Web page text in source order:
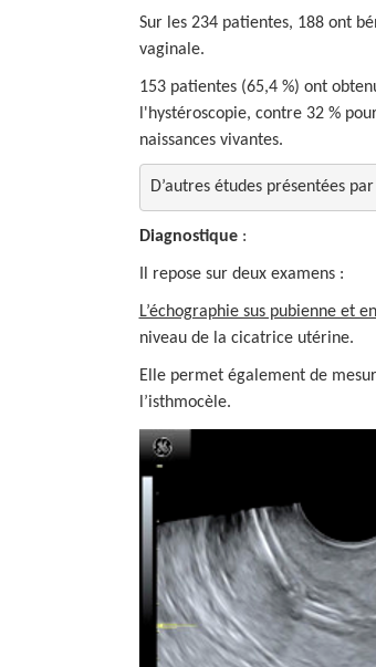
Sur les 234 patientes, 188 ont
vaginale.
153 patientes (65,4 %) ont
l'hystéroscopie, contre 32 %
naissances vivantes.
D’autres études présentées
Diagnostique:
Il repose sur deux examens :
L’échographie sus pubienne et
niveau de la cicatrice utérine.
Elle permet également de
l’isthmocèle.